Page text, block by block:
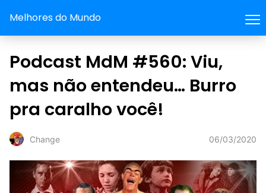
Melhores do Mundo
Podcast MdM #560: Viu,
mas não entendeu… Burro
pra caralho você!
Change 06/03/2020